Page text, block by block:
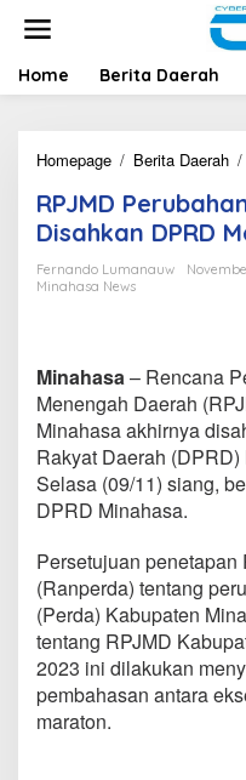
t
Home Berita Daerah
Homepage / Berita Daerah /
RPJMD
Disahkan DPRD
Fernando Lumanauw
Minahasa News
Minahasa– Rencana
Menengah Daerah
Minahasa akhirnya
Rakyat Daerah
Selasa (09/11) siang,
DPRD Minahasa.
Persetujuan
(Ranperda) tentang
(Perda) Kabupaten
tentang RPJMD
2023 ini dilakukan
pembahasan antara
maraton.